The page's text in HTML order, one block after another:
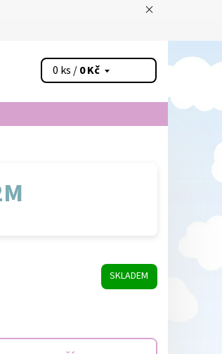
0 ks /0 Kč
SKLADEM